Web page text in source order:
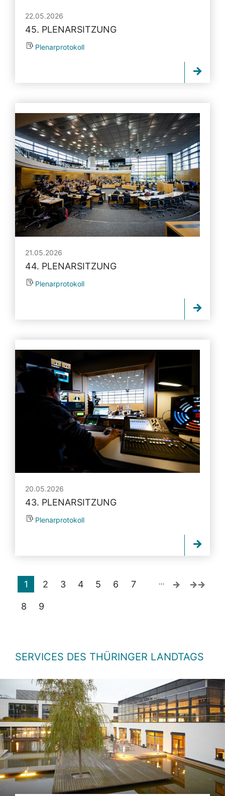
22.05.2026
45. PLENARSITZUNG
Plenarprotokoll
21.05.2026
44. PLENARSITZUNG
Plenarprotokoll
20.05.2026
43. PLENARSITZUNG
Plenarprotokoll
1 2 3 4 5 6 7
8 9
…
SERVICES DES THÜRINGER LANDTAGS